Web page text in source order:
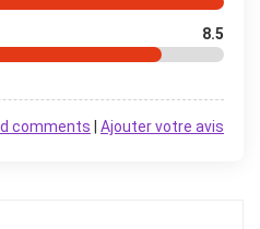
8.5
Ajouter votre avis
comments